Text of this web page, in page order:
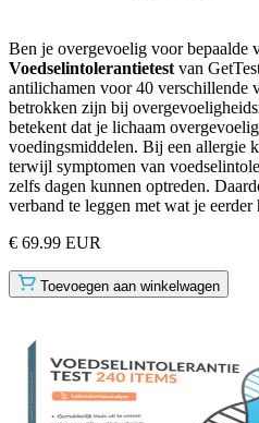
Ben je overgevoelig voor bepaalde
Voedselintolerantietest van
antilichamen voor 40 verschillende
betrokken zijn bij
betekent dat je lichaam
voedingsmiddelen. Bij een allergie
terwijl symptomen van
zelfs dagen kunnen optreden.
verband te leggen met wat je eerder
€ 69.99 EUR
Toevoegen aan winkelwagen